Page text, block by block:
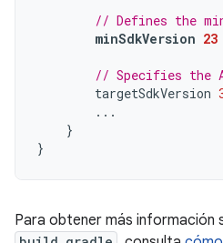
// Defines the
minSdkVersion 23
// Specifies the
targetSdkVersion
...
}
}
Para obtener más información